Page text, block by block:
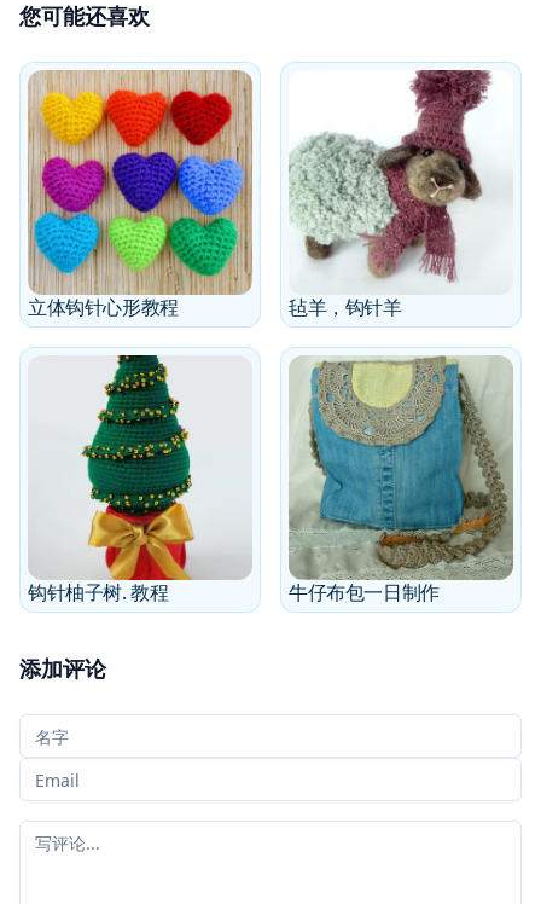
您可能还喜欢
立体钩针心形教程 毡羊，钩针羊
钩针柚子树. 教程 牛仔布包一日制作
添加评论
您的名字
您的电子邮件
您的评论